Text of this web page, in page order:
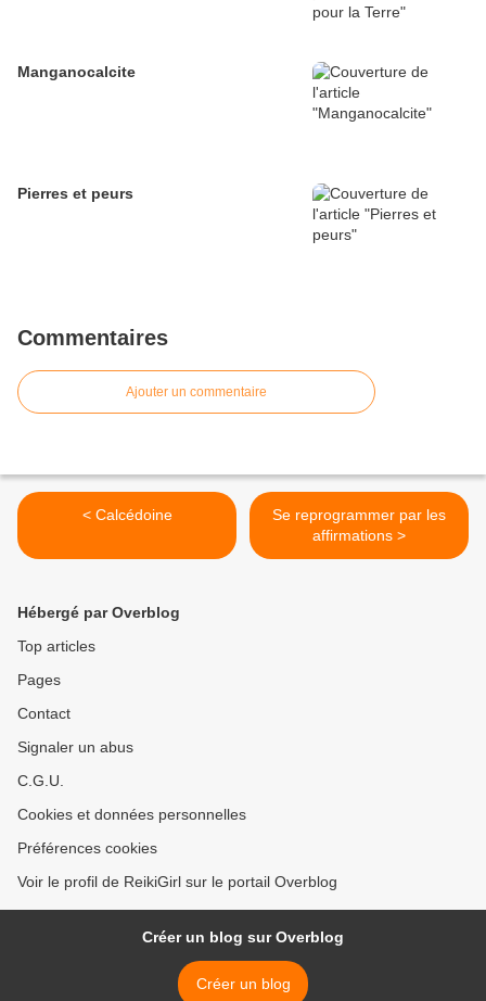
Manganocalcite
Pierres et peurs
Commentaires
Ajouter un commentaire
< Calcédoine
Se reprogrammer par les
affirmations >
Hébergé par Overblog
Top articles
Pages
Contact
Signaler un abus
C.G.U.
Cookies et données personnelles
Préférences cookies
Voir le profil de ReikiGirl sur le portail Overblog
Créer un blog sur Overblog
Créer un blog